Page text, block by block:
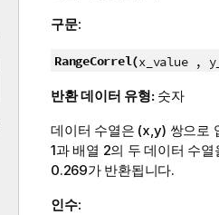
구문:
RangeCorrel(x_value ,
반환 데이터 유형: 숫자
데이터 수열은 (x,y) 쌍으로
1과 배열 2의 두 데이터 수열
0.269가 반환됩니다.
인수: